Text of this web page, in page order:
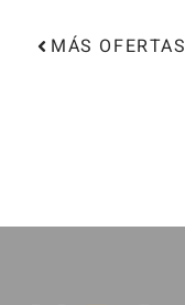
MÁS OFERTAS